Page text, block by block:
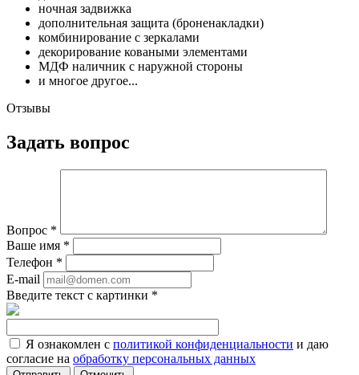
ночная задвижка
дополнительная защита (броненакладки)
комбинирование с зеркалами
декорирование коваными элементами
МДФ наличник с наружной стороны
и многое другое...
Отзывы
Задать вопрос
Вопрос *
Ваше имя *
Телефон *
E-mail
Введите текст с картинки *
Я ознакомлен с политикой конфиденциальности и даю
согласие на обработку персональных данных